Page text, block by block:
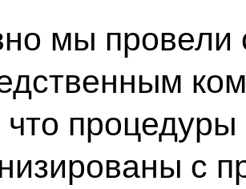
мы провели
процедуры
с